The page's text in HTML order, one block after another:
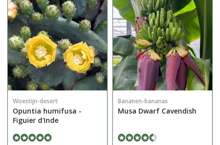
Woestijn-desert
Opuntia humifusa -
Figuier d'Inde
Bananen-bananas
Musa Dwarf Cavendish